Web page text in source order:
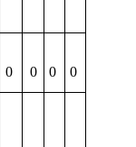
0 0 0 0